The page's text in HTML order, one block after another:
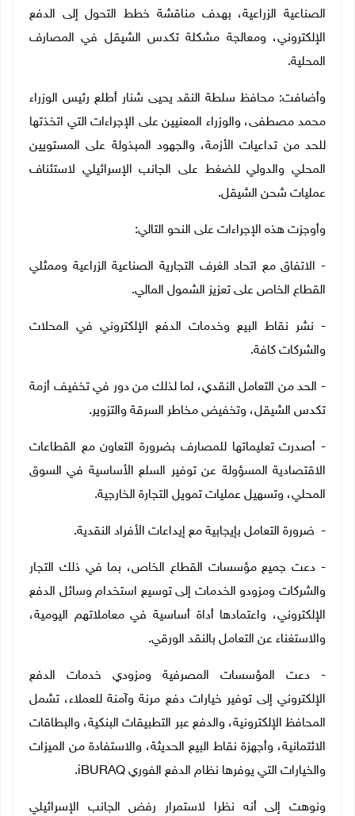
الصناعية الزراعية، بهدف مناقشة خطط التحول إلى الدفع
الإلكتروني، ومعالجة مشكلة تكدس الشيقل في المصارف
المحلية.
وأضافت: محافظ سلطة النقد يحيى شنار أطلع رئيس الوزراء
محمد مصطفى، والوزراء المعنيين على الإجراءات التي اتخذتها
للحد من تداعيات الأزمة، والجهود المبذولة على المستويين
المحلي والدولي للضغط على الجانب الإسرائيلي لاستئناف
عمليات شحن الشيقل.
وأوجزت هذه الإجراءات على النحو التالي:
- الاتفاق مع اتحاد الغرف التجارية الصناعية الزراعية وممثلي
القطاع الخاص على تعزيز الشمول المالي.
- نشر نقاط البيع وخدمات الدفع الإلكتروني في المحلات
والشركات كافة.
- الحد من التعامل النقدي، لما لذلك من دور في تخفيف أزمة
تكدس الشيقل، وتخفيض مخاطر السرقة والتزوير.
- أصدرت تعليماتها للمصارف بضرورة التعاون مع القطاعات
الاقتصادية المسؤولة عن توفير السلع الأساسية في السوق
المحلي، وتسهيل عمليات تمويل التجارة الخارجية.
- ضرورة التعامل بإيجابية مع إيداعات الأفراد النقدية.
- دعت جميع مؤسسات القطاع الخاص، بما في ذلك التجار
والشركات ومزودو الخدمات إلى توسيع استخدام وسائل الدفع
الإلكتروني، واعتمادها أداة أساسية في معاملاتهم اليومية،
والاستغناء عن التعامل بالنقد الورقي.
- دعت المؤسسات المصرفية ومزودي خدمات الدفع
الإلكتروني إلى توفير خيارات دفع مرنة وآمنة للعملاء، تشمل
المحافظ الإلكترونية، والدفع عبر التطبيقات البنكية، والبطاقات
الائتمانية، وأجهزة نقاط البيع الحديثة، والاستفادة من الميزات
والخيارات التي يوفرها نظام الدفع الفوري iBURAQ
.
ونوهت إلى أنه نظرا لاستمرار رفض الجانب الإسرائيلي